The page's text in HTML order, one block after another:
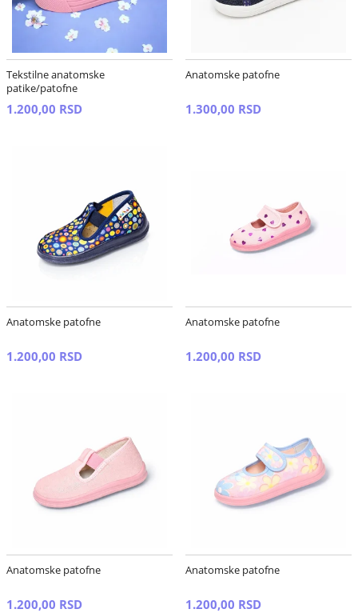
Tekstilne anatomske
patike/patofne
1.200,00 RSD
Anatomske patofne
1.300,00 RSD
Anatomske patofne
1.200,00 RSD
Anatomske patofne
1.200,00 RSD
Anatomske patofne
1.200,00 RSD
Anatomske patofne
1.200,00 RSD